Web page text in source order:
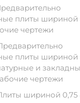
материалы, что
и
классического
устойчивости к
прочности,
процесс
плиты шириной
чертежи
плиты шириной
и
чертежи
шириной 0,75